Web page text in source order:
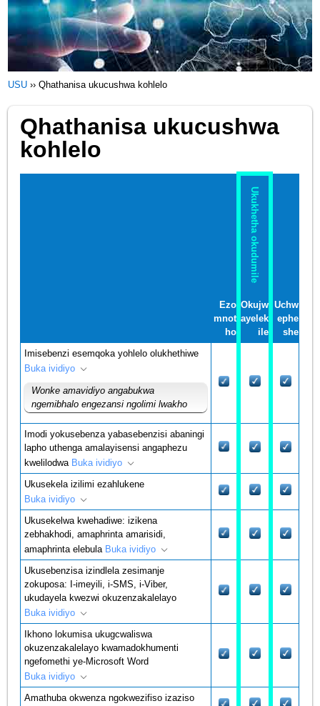
USU ››Qhathanisa ukucushwa kohlelo
Qhathanisa ukucushwa
kohlelo
Ukukhetha okudumile
Ezo
mnot
ho
Okujw
ayelek
ile
Uchw
ephe
she
Imisebenzi esemqoka yohlelo olukhethiwe
Buka ividiyo
Wonke amavidiyo angabukwa
ngemibhalo engezansi ngolimi lwakho
Imodi yokusebenza yabasebenzisi abaningi
lapho uthenga amalayisensi angaphezu
kwelilodwa Buka ividiyo
Ukusekela izilimi ezahlukene
Buka ividiyo
Ukusekelwa kwehadiwe: izikena
zebhakhodi, amaphrinta amarisidi,
amaphrinta elebula Buka ividiyo
Ukusebenzisa izindlela zesimanje
zokuposa: I-imeyili, i-SMS, i-Viber,
ukudayela kwezwi okuzenzakalelayo
Buka ividiyo
Ikhono lokumisa ukugcwaliswa
okuzenzakalelayo kwamadokhumenti
ngefomethi ye-Microsoft Word
Buka ividiyo
Amathuba okwenza ngokwezifiso izaziso